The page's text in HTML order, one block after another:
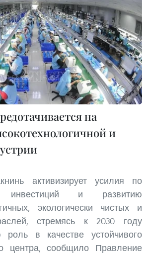
на
и
активизирует усилия по
инвестиций и развитию
экологически чистых и
стремясь к 2030 году
роль в качестве устойчивого
центра, сообщило Правление